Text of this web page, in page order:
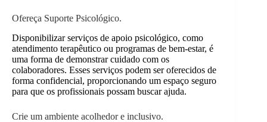
Ofereça Suporte Psicológico.
Disponibilizar serviços de apoio psicológico, como
atendimento terapêutico ou programas de bem-estar, é
uma forma de demonstrar cuidado com os
colaboradores. Esses serviços podem ser oferecidos de
forma confidencial, proporcionando um espaço seguro
para que os profissionais possam buscar ajuda.
Crie um ambiente acolhedor e inclusivo.